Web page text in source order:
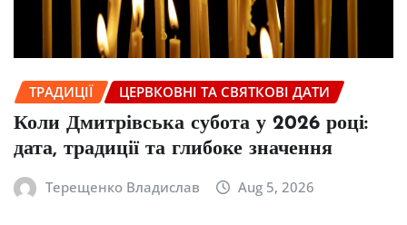
ТРАДИЦІЇ ЦЕРВКОВНІ ТА СВЯТКОВІ ДАТИ
Коли Дмитрівська субота у 2026 році:
дата, традиції та глибоке значення
Терещенко Владислав Aug 5, 2026